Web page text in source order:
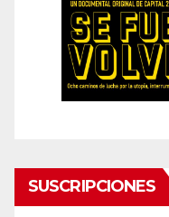
SUSCRIPCIONES